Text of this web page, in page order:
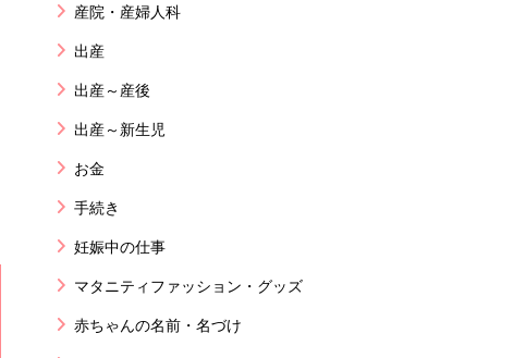
産院・産婦人科
出産
出産～産後
出産～新生児
お金
手続き
妊娠中の仕事
マタニティファッション・グッズ
赤ちゃんの名前・名づけ